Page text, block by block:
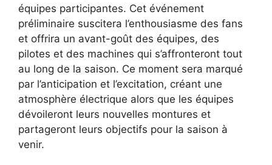
équipes participantes. Cet événement
préliminaire suscitera l’enthousiasme des fans
et offrira un avant-goût des équipes, des
pilotes et des machines qui s’affronteront tout
au long de la saison. Ce moment sera marqué
par l’anticipation et l’excitation, créant une
atmosphère électrique alors que les équipes
dévoileront leurs nouvelles montures et
partageront leurs objectifs pour la saison à
venir.